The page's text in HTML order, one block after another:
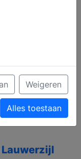
De
u
van
de keuze voor
die
inloopdouche
Met persoonlijk
u een
past bij uw
Lauwerzijl
Weigeren
Alles toestaan